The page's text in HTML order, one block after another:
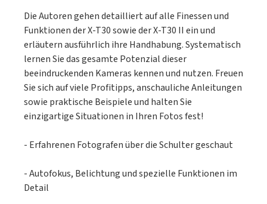
Die Autoren gehen detailliert auf alle Finessen und
Funktionen der X-T30 sowie der X-T30 II ein und
erläutern ausführlich ihre Handhabung. Systematisch
lernen Sie das gesamte Potenzial dieser
beeindruckenden Kameras kennen und nutzen. Freuen
Sie sich auf viele Profitipps, anschauliche Anleitungen
sowie praktische Beispiele und halten Sie
einzigartige Situationen in Ihren Fotos fest!
- Erfahrenen Fotografen über die Schulter geschaut
- Autofokus, Belichtung und spezielle Funktionen im
Detail